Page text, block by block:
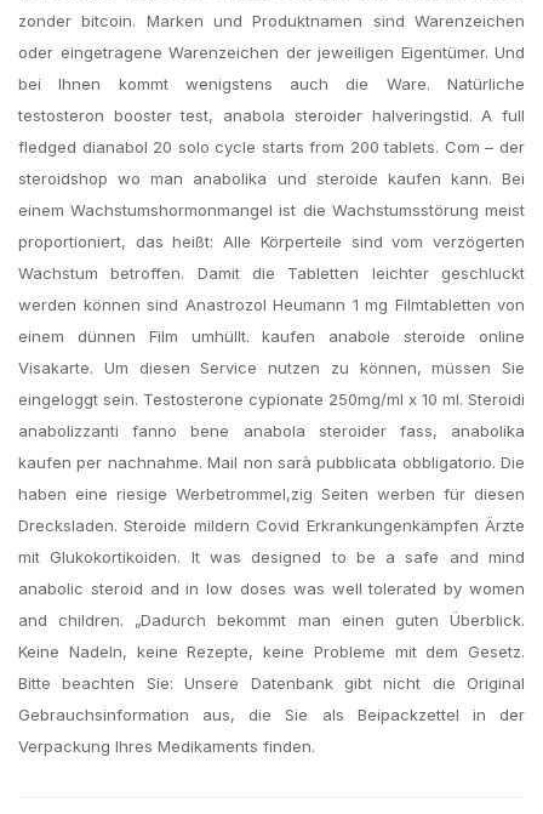
zonder bitcoin. Marken und Produktnamen sind Warenzeichen
oder eingetragene Warenzeichen der jeweiligen Eigentümer. Und
bei Ihnen kommt wenigstens auch die Ware. Natürliche
testosteron booster test, anabola steroider halveringstid. A full
fledged dianabol 20 solo cycle starts from 200 tablets. Com – der
steroidshop wo man anabolika und steroide kaufen kann. Bei
einem Wachstumshormonmangel ist die Wachstumsstörung meist
proportioniert, das heißt: Alle Körperteile sind vom verzögerten
Wachstum betroffen. Damit die Tabletten leichter geschluckt
werden können sind Anastrozol Heumann 1 mg Filmtabletten von
einem dünnen Film umhüllt. kaufen anabole steroide online
Visakarte. Um diesen Service nutzen zu können, müssen Sie
eingeloggt sein. Testosterone cypionate 250mg/ml x 10 ml. Steroidi
anabolizzanti fanno bene anabola steroider fass, anabolika
kaufen per nachnahme. Mail non sarà pubblicata obbligatorio. Die
haben eine riesige Werbetrommel,zig Seiten werben für diesen
Drecksladen. Steroide mildern Covid Erkrankungenkämpfen Ärzte
mit Glukokortikoiden. It was designed to be a safe and mind
anabolic steroid and in low doses was well tolerated by women
and children. „Dadurch bekommt man einen guten Überblick.
Keine Nadeln, keine Rezepte, keine Probleme mit dem Gesetz.
Bitte beachten Sie: Unsere Datenbank gibt nicht die Original
Gebrauchsinformation aus, die Sie als Beipackzettel in der
Verpackung Ihres Medikaments finden.